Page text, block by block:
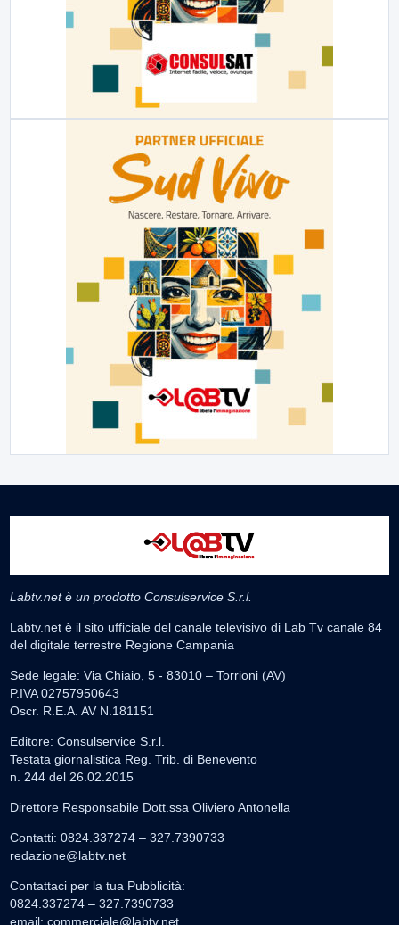
Labtv.net è un prodotto Consulservice S.r.l.
Labtv.net è il sito ufficiale del canale televisivo di Lab Tv canale 84
del digitale terrestre Regione Campania
Sede legale: Via Chiaio, 5 - 83010 – Torrioni (AV)
P.IVA 02757950643
Oscr. R.E.A. AV N.181151
Editore: Consulservice S.r.l.
Testata giornalistica Reg. Trib. di Benevento
n. 244 del 26.02.2015
Direttore Responsabile Dott.ssa Oliviero Antonella
Contatti: 0824.337274 – 327.7390733
redazione@labtv.net
Contattaci per la tua Pubblicità:
0824.337274 – 327.7390733
email: commerciale@labtv.net